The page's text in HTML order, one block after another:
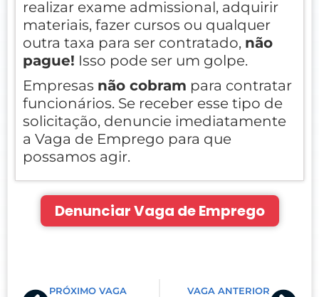
realizar exame admissional, adquirir
materiais, fazer cursos ou qualquer
outra taxa para ser contratado, não
pague! Isso pode ser um golpe.
Empresas não cobram para contratar
funcionários. Se receber esse tipo de
solicitação, denuncie imediatamente
a Vaga de Emprego para que
possamos agir.
Denunciar Vaga de Emprego
Prev
PRÓXIMO VAGA VAGA ANTERIOR